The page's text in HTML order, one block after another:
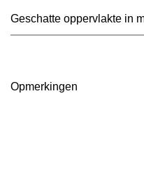
Geschatte
Opmerkingen